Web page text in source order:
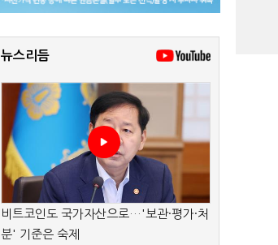
뉴스리듬
비트코인도 국가자산으로…'보관·평가·처
분' 기준은 숙제